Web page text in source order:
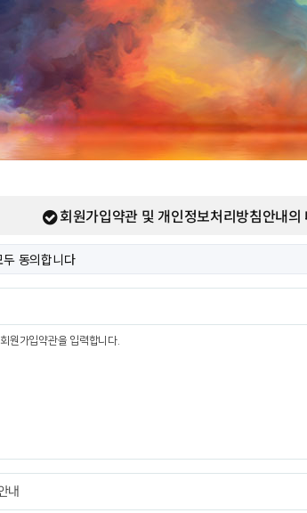
회원가입약관 및 개인정보처리방침안내
동의합니다
내